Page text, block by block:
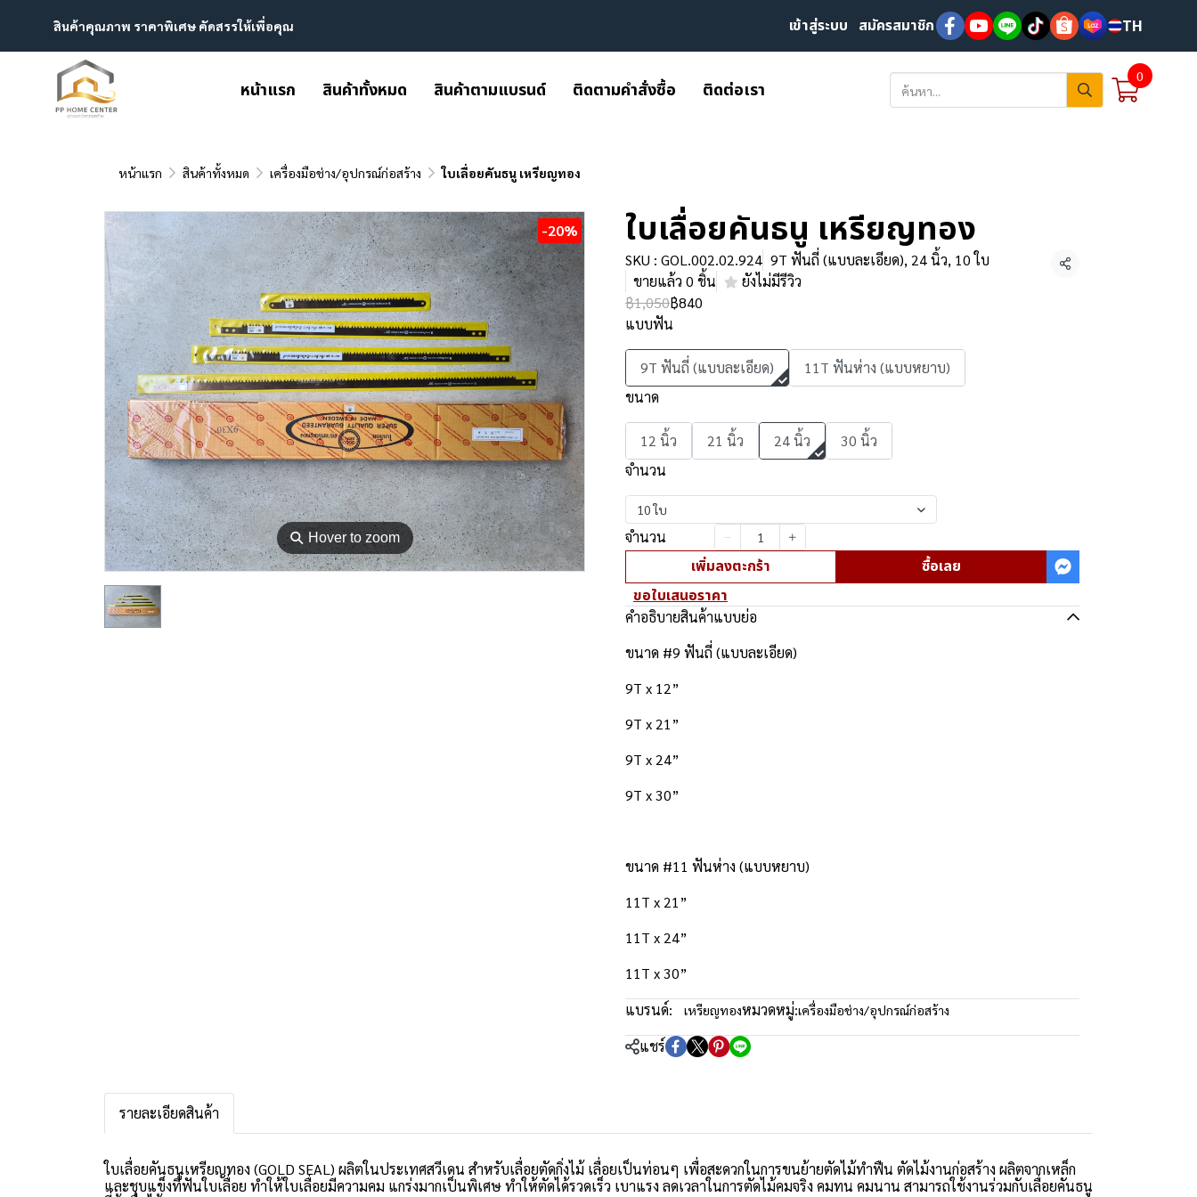
สินค้าคุณภาพ ราคาพิเศษ คัดสรรให้เพื่อคุณ เข้าสู่ระบบ สมัครสมาชิก TH
หน้าแรก สินค้าทั้งหมด สินค้าตามแบรนด์ ติดตามคำสั่งซื้อ ติดต่อเรา
0
หน้าแรก สินค้าทั้งหมด เครื่องมือช่าง/อุปกรณ์ก่อสร้าง ใบเลื่อยคันธนู เหรียญทอง
⚲ Hover to zoom
-20% ใบเลื่อยคันธนู เหรียญทอง
SKU : GOL.002.02.924 9T ฟันถี่ (แบบละเอียด), 24 นิ้ว, 10 ใบ
ขายแล้ว 0 ชิ้น
ยังไม่มีรีวิว แชร์
฿1,050฿840
แบบฟัน
9T ฟันถี่ (แบบละเอียด)
11T ฟันห่าง (แบบหยาบ)
ขนาด
12 นิ้ว 21 นิ้ว 24 นิ้ว
30 นิ้ว
จำนวน
10 ใบ
จำนวน
เพิ่มลงตะกร้า
ซื้อเลย
ขอใบเสนอราคา
คำอธิบายสินค้าแบบย่อ
ขนาด #9 ฟันถี่ (แบบละเอียด)
9T x 12”
9T x 21”
9T x 24”
9T x 30”
ขนาด #11 ฟันห่าง (แบบหยาบ)
11T x 21”
11T x 24”
11T x 30”
แบรนด์:
เหรียญทองหมวดหมู่:เครื่องมือช่าง/อุปกรณ์ก่อสร้าง
แชร์
รายละเอียดสินค้า
ใบเลื่อยคันธนูเหรียญทอง (GOLD SEAL) ผลิตในประเทศสวีเดน สำหรับเลื่อยตัดกิ่งไม้ เลื่อยเป็นท่อนๆ เพื่อสะดวกในการขนย้ายตัดไม้ทำฟืน ตัดไม้งานก่อสร้าง ผลิตจากเหล็ก
และชุบแข็งที่ฟันใบเลื่อย ทำให้ใบเลื่อยมีความคม แกร่งมากเป็นพิเศษ ทำให้ตัดได้รวดเร็ว เบาแรง ลดเวลาในการตัดไม้คมจริง คมทน คมนาน สามารถใช้งานร่วมกับเลื่อยคันธนู